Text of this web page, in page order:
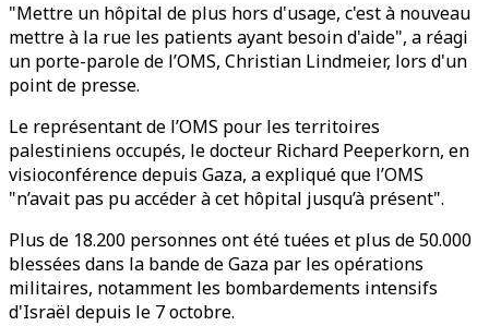
"Mettre un hôpital de plus hors d'usage, c'est à nouveau
mettre à la rue les patients ayant besoin d'aide", a réagi
un porte-parole de l’OMS, Christian Lindmeier, lors d'un
point de presse.
Le représentant de l’OMS pour les territoires
palestiniens occupés, le docteur Richard Peeperkorn, en
visioconférence depuis Gaza, a expliqué que l’OMS
"n’avait pas pu accéder à cet hôpital jusqu’à présent".
Plus de 18.200 personnes ont été tuées et plus de 50.000
blessées dans la bande de Gaza par les opérations
militaires, notamment les bombardements intensifs
d'Israël depuis le 7 octobre.